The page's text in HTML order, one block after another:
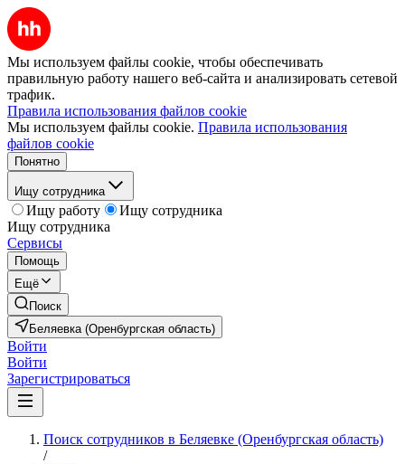
Мы используем файлы cookie, чтобы обеспечивать
правильную работу нашего веб-сайта и анализировать сетевой
трафик.
Правила использования файлов cookie
Мы используем файлы cookie. Правила использования
файлов cookie
Понятно
Ищу сотрудника
Ищу работу
Ищу сотрудника
Ищу сотрудника
Сервисы
Помощь
Ещё
Поиск
Беляевка (Оренбургская область)
Войти
Войти
Зарегистрироваться
Поиск сотрудников в Беляевке (Оренбургская область)
/